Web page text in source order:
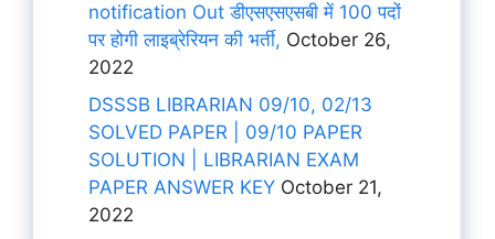
notification Out डीएसएसएसबी में 100 पदों
पर होगी लाइब्रेरियन की भर्ती, October 26,
2022
DSSSB LIBRARIAN 09/10, 02/13
SOLVED PAPER | 09/10 PAPER
SOLUTION | LIBRARIAN EXAM
PAPER ANSWER KEY October 21,
2022